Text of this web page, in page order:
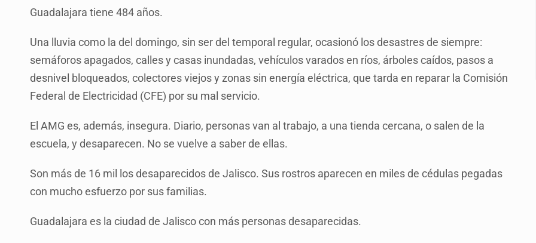
Guadalajara tiene 484 años.
Una lluvia como la del domingo, sin ser del temporal regular, ocasionó los desastres de siempre:
semáforos apagados, calles y casas inundadas, vehículos varados en ríos, árboles caídos, pasos a
desnivel bloqueados, colectores viejos y zonas sin energía eléctrica, que tarda en reparar la Comisión
Federal de Electricidad (CFE) por su mal servicio.
El AMG es, además, insegura. Diario, personas van al trabajo, a una tienda cercana, o salen de la
escuela, y desaparecen. No se vuelve a saber de ellas.
Son más de 16 mil los desaparecidos de Jalisco. Sus rostros aparecen en miles de cédulas pegadas
con mucho esfuerzo por sus familias.
Guadalajara es la ciudad de Jalisco con más personas desaparecidas.